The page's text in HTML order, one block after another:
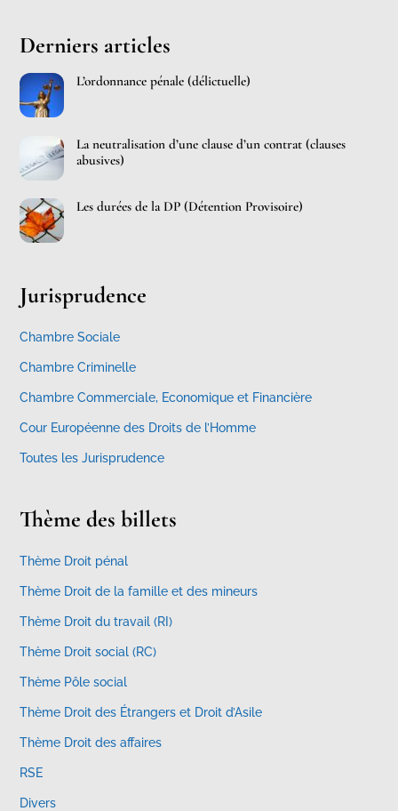
Derniers articles
L’ordonnance pénale (délictuelle)
La neutralisation d’une clause d’un contrat (clauses
abusives)
Les durées de la DP (Détention Provisoire)
Jurisprudence
Chambre Sociale
Chambre Criminelle
Chambre Commerciale, Economique et Financière
Cour Européenne des Droits de l’Homme
Toutes les Jurisprudence
Thème des billets
Thème Droit pénal
Thème Droit de la famille et des mineurs
Thème Droit du travail (RI)
Thème Droit social (RC)
Thème Pôle social
Thème Droit des Étrangers et Droit d’Asile
Thème Droit des affaires
RSE
Divers